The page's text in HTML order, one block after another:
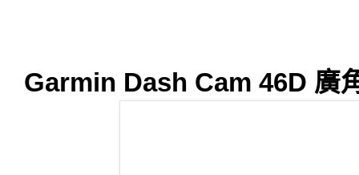
Garmin Dash Cam 46D 廣